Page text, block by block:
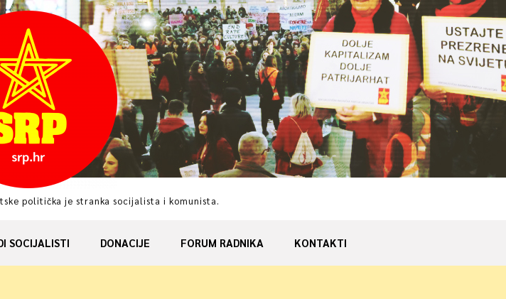
politička je stranka socijalista i komunista.
SOCIJALISTI DONACIJE FORUM RADNIKA KONTAKTI